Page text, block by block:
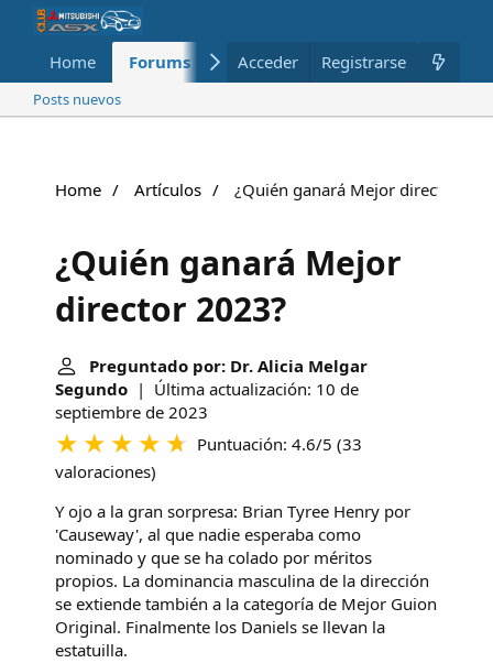
Home Forums Nuevo Miembros
Acceder Registrarse
Posts nuevos
Home Artículos ¿Quién ganará Mejor director
¿Quién ganará Mejor
director 2023?
Preguntado por: Dr. Alicia Melgar
Segundo | Última actualización: 10 de
septiembre de 2023
Puntuación: 4.6/5 (33
valoraciones)
Y ojo a la gran sorpresa: Brian Tyree Henry por
'Causeway', al que nadie esperaba como
nominado y que se ha colado por méritos
propios. La dominancia masculina de la dirección
se extiende también a la categoría de Mejor Guion
Original. Finalmente los Daniels se llevan la
estatuilla.